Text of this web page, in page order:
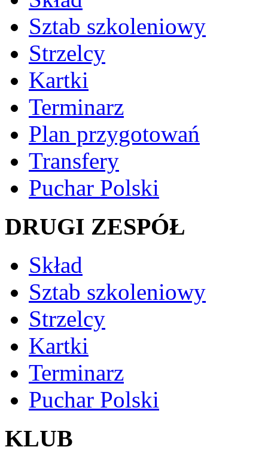
Sztab szkoleniowy
Strzelcy
Kartki
Terminarz
Plan przygotowań
Transfery
Puchar Polski
DRUGI ZESPÓŁ
Skład
Sztab szkoleniowy
Strzelcy
Kartki
Terminarz
Puchar Polski
KLUB